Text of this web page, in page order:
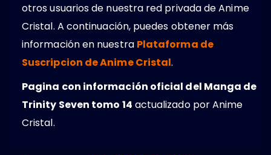
otros usuarios de nuestra red privada de Anime
Cristal. A continuación, puedes obtener más
información en nuestra Plataforma de
Suscripcion de Anime Cristal.
Pagina con información oficial del Manga de
Trinity Seven tomo 14 actualizado por Anime
Cristal.